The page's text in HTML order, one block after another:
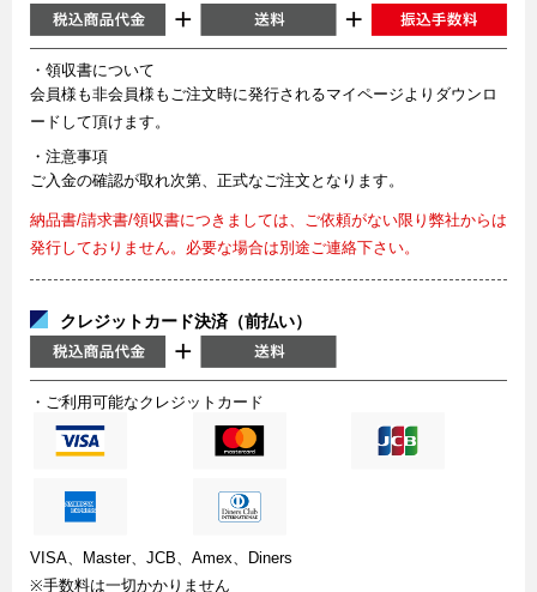
・領収書について
会員様も非会員様もご注文時に発行されるマイページよりダウンロ
ードして頂けます。
・注意事項
ご入金の確認が取れ次第、正式なご注文となります。
納品書/請求書/領収書につきましては、ご依頼がない限り弊社からは
発行しておりません。必要な場合は別途ご連絡下さい。
クレジットカード決済（前払い）
・ご利用可能なクレジットカード
VISA、Master、JCB、Amex、Diners
※手数料は一切かかりません